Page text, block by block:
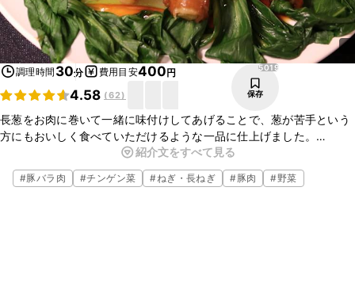
調理時間 30分 費用目安400円
4.58 (62)
5019
保存
長葱をお肉に巻いて一緒に味付けしてあげることで、葱が苦手という
方にもおいしく食べていただけるような一品に仕上げました。
お子様用の場合には、豆板醤なしでももちろんOKです。
甘辛い味付けなので白米とよく合い、お箸が止まらなくなること間違
いなしです！
紹介文をすべて見る
#豚バラ肉 #チンゲン菜 #ねぎ・長ねぎ #豚肉 #野菜